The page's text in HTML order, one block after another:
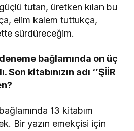
tutan, üretken kılan bu
elim kalem tuttukça,
sürdüreceğim.
bağlamında on üç
Son kitabınızın adı ‘’ŞİİR
13 kitabım
Bir yazın emekçisi için